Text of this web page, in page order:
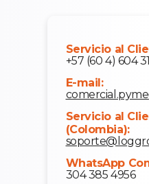
Servicio al
+57 (60 4) 604
E-mail:
Servicio al
(Colombia):
WhatsApp
304 385 4956